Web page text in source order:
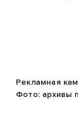
Рекламная
Фото: архивы